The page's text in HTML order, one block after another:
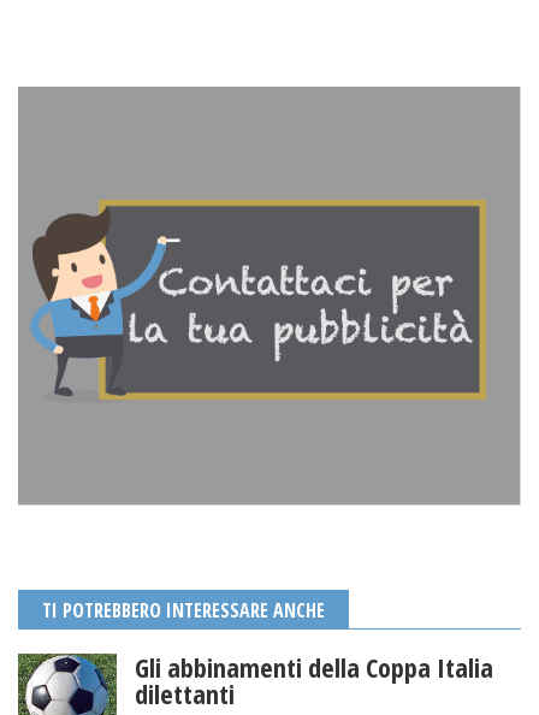
TI POTREBBERO INTERESSARE ANCHE
Gli abbinamenti della Coppa Italia
dilettanti